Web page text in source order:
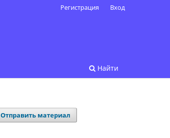
Найти
Регистрация Вход
Отправить материал